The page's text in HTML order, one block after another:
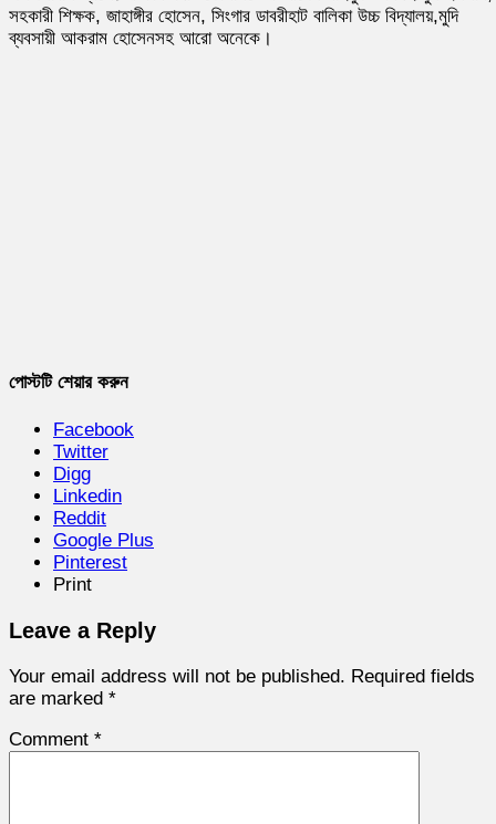
সহকারী শিক্ষক, জাহাঙ্গীর হোসেন, সিংগার ডাবরীহাট বালিকা উচ্চ বিদ্যালয়,মুদি
ব্যবসায়ী আকরাম হোসেনসহ আরো অনেকে।
পোস্টটি শেয়ার করুন
Facebook
Twitter
Digg
Linkedin
Reddit
Google Plus
Pinterest
Print
Leave a Reply
Your email address will not be published. Required fields
are marked *
Comment *